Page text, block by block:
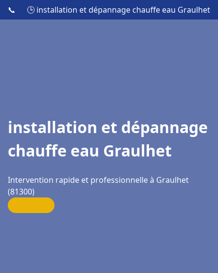
📞 🕒 installation et dépannage chauffe eau Graulhet
installation et dépannage
chauffe eau Graulhet
Intervention rapide et professionnelle à Graulhet
(81300)